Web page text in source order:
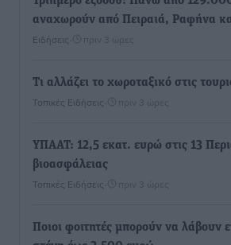
αναχωρούν από Πειραιά, Ραφήνα
Ειδήσεις πριν 3 ώρες
Τι αλλάζει το χωροταξικό στις
Τοπικές Ειδήσεις πριν 3 ώρες
ΥΠΑΑΤ: 12,5 εκατ. ευρώ στις 13
βιοασφάλειας
Τοπικές Ειδήσεις πριν 3 ώρες
Ποιοι φοιτητές μπορούν να λάβουν